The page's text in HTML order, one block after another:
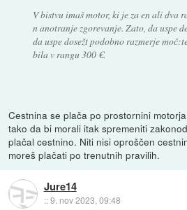
V bistvu imaš motor, ki je za en ali dva
n anotranje zgorevanje. Zato, da uspe
da uspe dosežt podobno razmerje
bila v rangu 300 €.
Cestnina se plača po prostornini
tako da bi morali itak spremeniti
plačal cestnino. Niti nisi oproščen
moreš plačati po trenutnih pravilih.
Jure14
::9. nov 2023, 09:48